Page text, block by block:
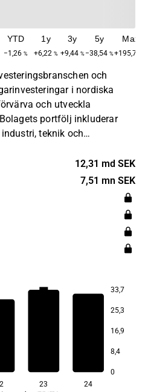
YTD
−1,26 %
1y
+6,22 %
3y
+9,44 %
5y
−38,54 %
Max
+195,73
och
i nordiska
och utveckla
portfölj inkluderar
teknik och
är främst koncentrerad
år 1934 och har sitt12,31 md SEK
7,51 mn SEK
33,7
25,3
16,9
8,4
0
8,9
23 24